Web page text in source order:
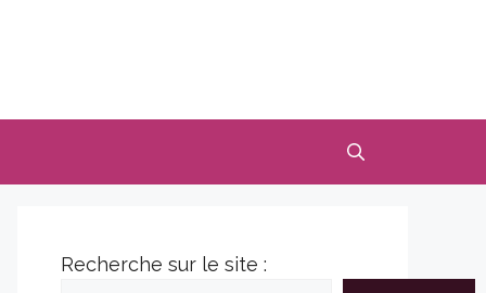
Recherche sur le site :